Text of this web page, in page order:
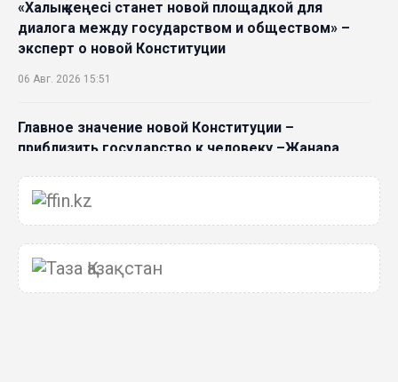
«Халық кеңесі станет новой площадкой для
диалога между государством и обществом» –
эксперт о новой Конституции
06 Авг. 2026 15:51
Главное значение новой Конституции –
приблизить государство к человеку –Жанара
05 Авг. 2026 16:08
Общественные наблюдатели «ДАУЫС»
рассказали о подготовке за выборами в
Курултай